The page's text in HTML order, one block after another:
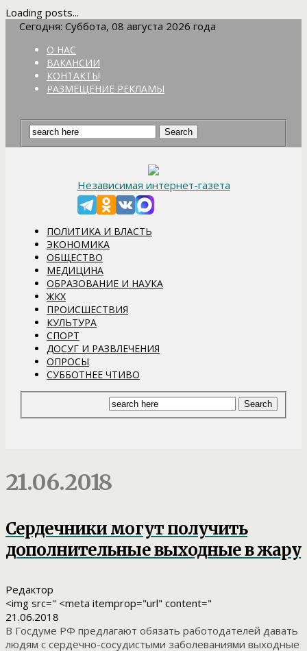
Loading posts...
Сегодня: Суббота, 08 августа 2026 года
О НАС
ВАКАНСИИ
КОНТАКТЫ
РАЗМЕЩЕНИЕ РЕКЛАМЫ
Независимая интернет-газета
ПОЛИТИКА И ВЛАСТЬ
ЭКОНОМИКА
ОБЩЕСТВО
МЕДИЦИНА
ОБРАЗОВАНИЕ И НАУКА
ЖКХ
ПРОИСШЕСТВИЯ
КУЛЬТУРА
СПОРТ
ДОСУГ И РАЗВЛЕЧЕНИЯ
ОПРОСЫ
СУББОТНЕЕ ЧТИВО
21.06.2018
Сердечники могут получить
дополнительные выходные в жару
Редактор
<img src=" <meta itemprop="url" content="
21.06.2018
В Госдуме РФ предлагают обязать работодателей давать
людям с сердечно-сосудистыми заболеваниями выходные